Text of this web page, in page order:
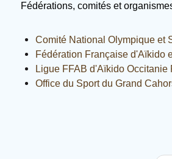
Fédérations, comités et
Comité National Olympique et
Fédération Française d'Aïkido
Ligue FFAB d'Aïkido Occitanie
Office du Sport du Grand